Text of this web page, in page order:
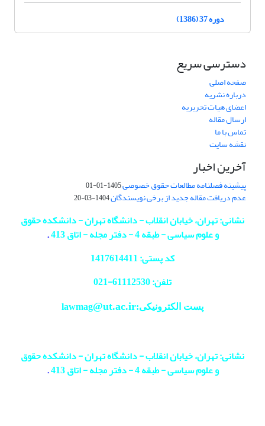
دوره 37 (1386)
دسترسی سریع
صفحه اصلی
درباره نشریه
اعضای هیات تحریریه
ارسال مقاله
تماس با ما
نقشه سایت
آخرین اخبار
پیشینه فصلنامه مطالعات حقوق خصوصی1405-01-01
عدم دریافت مقاله جدید از برخی نویسندگان1404-03-20
نشانی: تهران، خیابان انقلاب - دانشگاه تهران - دانشکده حقوق
و علوم سیاسی - طبقه 4 - دفتر مجله - اتاق 413
.
کد پستی: 1417614411
تلفن: 61112530-
021
پست الکترونیکی:lawmag@ut.ac.ir
نشانی: تهران، خیابان انقلاب - دانشگاه تهران - دانشکده حقوق
و علوم سیاسی - طبقه 4 - دفتر مجله - اتاق 413
.